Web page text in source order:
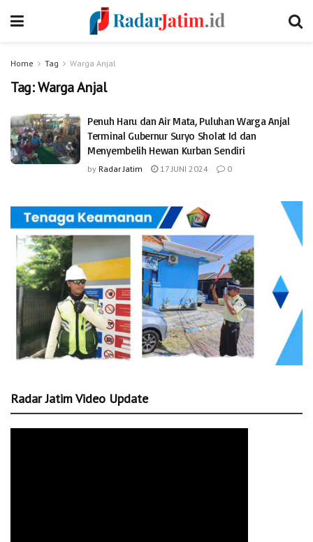
Home Tag Warga Anjal
Tag:Warga Anjal
Penuh Haru dan Air Mata, Puluhan Warga Anjal
Terminal Gubernur Suryo Sholat Id dan
Menyembelih Hewan Kurban Sendiri
by Radar Jatim 17 JUNI 2024 0
Radar Jatim Video Update